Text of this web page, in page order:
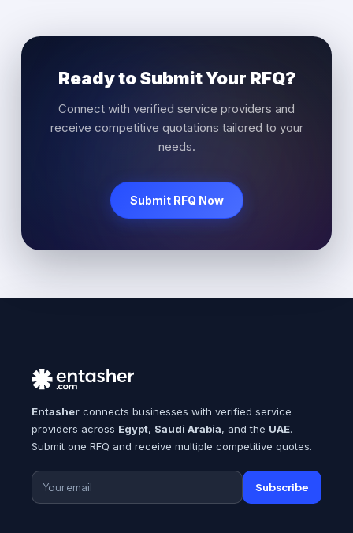
Ready to Submit Your RFQ?
Connect with verified service providers and
receive competitive quotations tailored to your
needs.
Submit RFQ Now
Entasher connects businesses with verified service
providers across Egypt, Saudi Arabia, and the UAE.
Submit one RFQ and receive multiple competitive quotes.
Subscribe